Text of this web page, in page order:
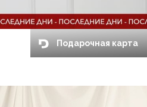
Подарочная карта